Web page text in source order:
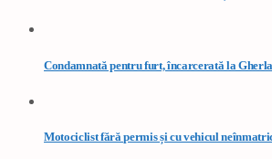
Condamnată pentru furt, încarcerată la Gherla
Motociclist fără permis și cu vehicul